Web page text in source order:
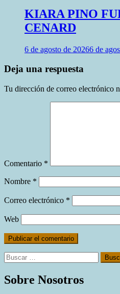
KIARA PINO
CENARD
6 de agosto de 20266 de
Deja una respuesta
Tu dirección de correo electrónico
Comentario *
Nombre *
Correo electrónico *
Web
Buscar:
Sobre Nosotros